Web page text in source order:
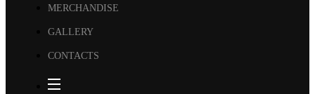
MERCHANDISE
GALLERY
CONTACTS